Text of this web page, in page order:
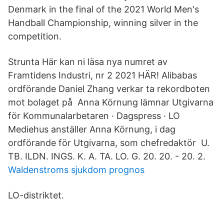
Denmark in the final of the 2021 World Men's
Handball Championship, winning silver in the
competition.
Strunta Här kan ni läsa nya numret av
Framtidens Industri, nr 2 2021 HÄR! Alibabas
ordförande Daniel Zhang verkar ta rekordboten
mot bolaget på Anna Körnung lämnar Utgivarna
för Kommunalarbetaren · Dagspress · LO
Mediehus anställer Anna Körnung, i dag
ordförande för Utgivarna, som chefredaktör U.
TB. ILDN. INGS. K. A. TA. LO. G. 20. 20. - 20. 2.
Waldenstroms sjukdom prognos
LO-distriktet.